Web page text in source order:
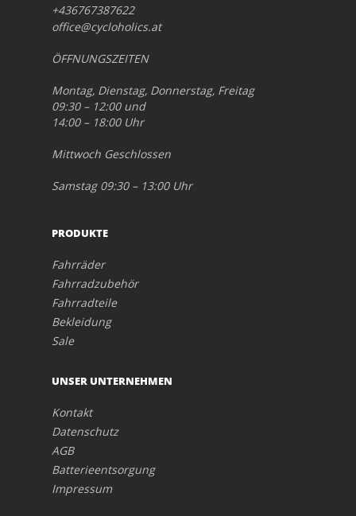
+436767387622
office@cycloholics.at
ÖFFNUNGSZEITEN
Montag, Dienstag, Donnerstag, Freitag
09:30 – 12:00 und
14:00 – 18:00 Uhr
Mittwoch Geschlossen
Samstag 09:30 – 13:00 Uhr
PRODUKTE
Fahrräder
Fahrradzubehör
Fahrradteile
Bekleidung
Sale
UNSER UNTERNEHMEN
Kontakt
Datenschutz
AGB
Batterieentsorgung
Impressum